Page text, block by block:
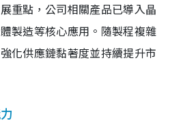
重點，公司相關產品已導入晶
製造等核心應用。隨製程複雜
化供應鏈黏著度並持續提升市